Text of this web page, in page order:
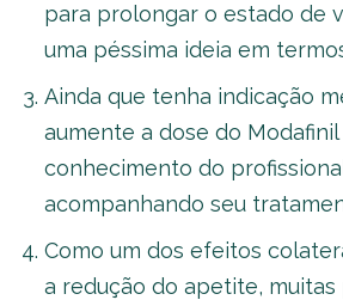
para prolongar o estado de
uma péssima ideia em
Ainda que tenha indicação
aumente a dose do Modafinil
conhecimento do
acompanhando seu
Como um dos efeitos
a redução do apetite, muitas